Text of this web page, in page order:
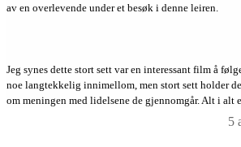
av en overlevende under et besøk i denne leiren.
Jeg synes dette stort sett var en interessant film å
noe langtekkelig innimellom, men stort sett holder
om meningen med lidelsene de gjennomgår. Alt i
5